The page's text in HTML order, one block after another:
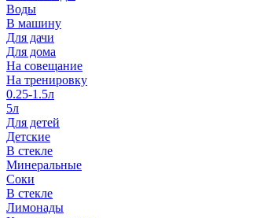
Воды
В машину
Для дачи
Для дома
На совещание
На тренировку
0.25-1.5л
5л
Для детей
Детские
В стекле
Минеральные
Соки
В стекле
Лимонады